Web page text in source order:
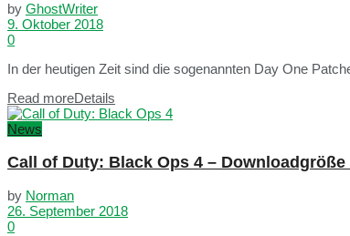
by GhostWriter
9. Oktober 2018
0
In der heutigen Zeit sind die sogenannten Day One
Read moreDetails
News
Call of Duty: Black Ops 4 –
by Norman
26. September 2018
0